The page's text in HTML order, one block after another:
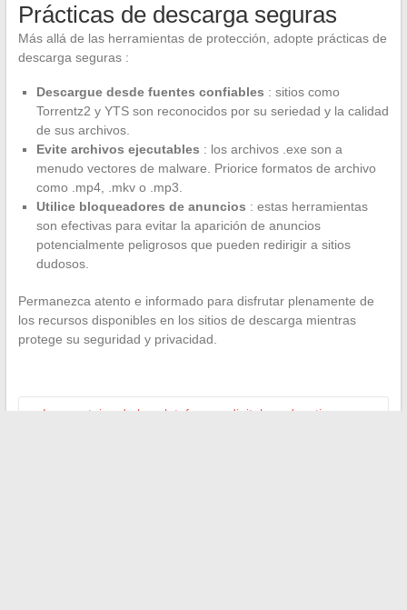
Prácticas de descarga seguras
Más allá de las herramientas de protección, adopte prácticas de
descarga seguras :
Descargue desde fuentes confiables : sitios como
Torrentz2 y YTS son reconocidos por su seriedad y la calidad
de sus archivos.
Evite archivos ejecutables : los archivos .exe son a
menudo vectores de malware. Priorice formatos de archivo
como .mp4, .mkv o .mp3.
Utilice bloqueadores de anuncios : estas herramientas
son efectivas para evitar la aparición de anuncios
potencialmente peligrosos que pueden redirigir a sitios
dudosos.
Permanezca atento e informado para disfrutar plenamente de
los recursos disponibles en los sitios de descarga mientras
protege su seguridad y privacidad.
Las ventajas de las plataformas digitales educativas para